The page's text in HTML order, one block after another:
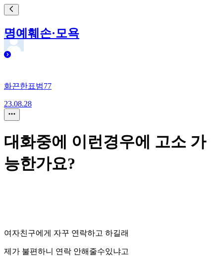
명예훼손·모욕
화끈한표범77
23.08.28
대화중에 이런경우에 고소 가
능한가요?
여자친구에게 자꾸 연락하고 하길래
제가 불편하니 연락 안해줄수있냐고